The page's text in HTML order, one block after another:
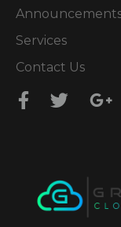
Services
Contact Us